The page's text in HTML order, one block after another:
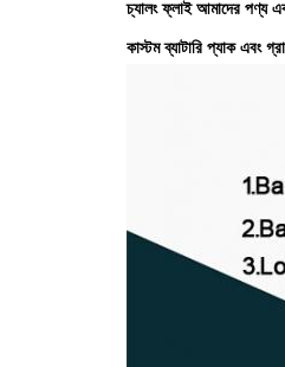
চ্যালং ফ্লাই আমাদের পণ্য
কাস্টম ব্যাটারি প্যাক এবং